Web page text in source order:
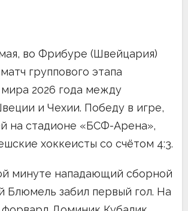
во Фрибуре (Швейцария)
группового этапа
2026 года между
и Чехии. Победу в игре,
на стадионе «БСФ-Арена»,
хоккеисты со счётом 4:3.
минуте нападающий сборной
Блюмель забил первый гол. На